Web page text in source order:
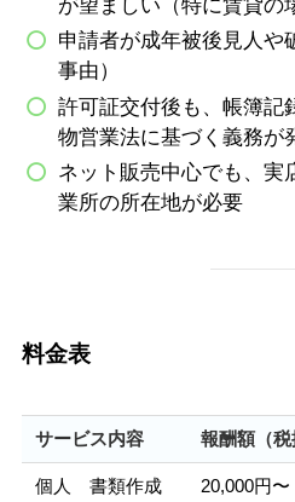
が望ましい（特に賃貸の
申請者が成年被後見人や
事由）
許可証交付後も、帳簿記
物営業法に基づく義務が
ネット販売中心でも、実
業所の所在地が必要
料金表
サービス内容 報酬額（税
個人 書類作成
20,000円〜